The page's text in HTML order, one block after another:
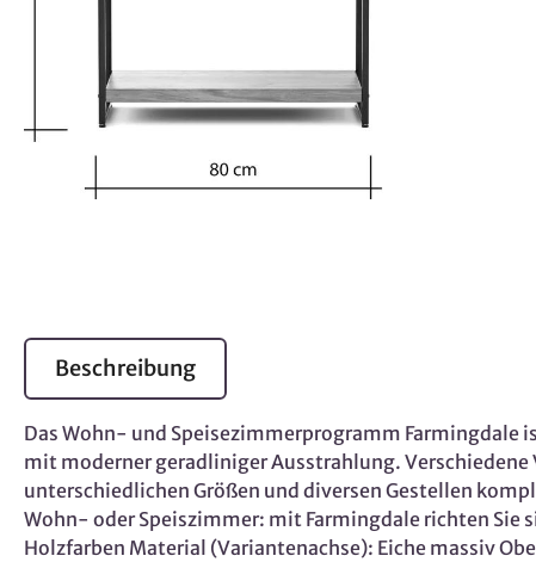
Beschreibung
Das Wohn- und Speisezimmerprogramm
mit moderner geradliniger Ausstrahlung.
unterschiedlichen Größen und diversen Gestellen
Wohn- oder Speiszimmer: mit Farmingdale richten Sie
Holzfarben Material (Variantenachse): Eiche massiv